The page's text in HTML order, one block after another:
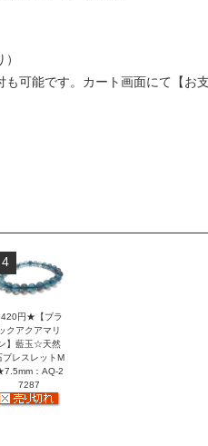
も可能です。カート画面にて【お
4
円★【ブラ
クアクアマリ
】藍玉☆天然
ブレスレットM
：AQ-2
7287